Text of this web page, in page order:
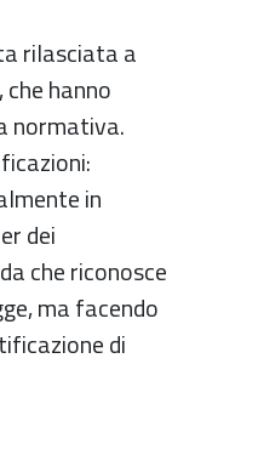
rilasciata a
, che hanno
normativa.
in
dei
che riconosce
ma facendo
di